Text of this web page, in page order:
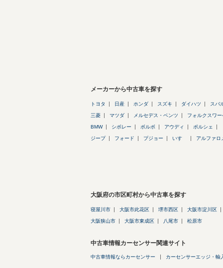
メーカーから中古車を探す
トヨタ 日産 ホンダ スズキ ダイハツ スバ
三菱 マツダ メルセデス・ベンツ フォルクスワー
BMW シボレー ボルボ アウディ ポルシェ
ジープ フォード プジョー いすゞ アルファロ
大阪府の市区町村から中古車を探す
寝屋川市 大阪市此花区 堺市西区 大阪市淀川区
大阪狭山市 大阪市東成区 八尾市 松原市
中古車情報カーセンサー関連サイト
中古車情報ならカーセンサー カーセンサーエッジ・輸